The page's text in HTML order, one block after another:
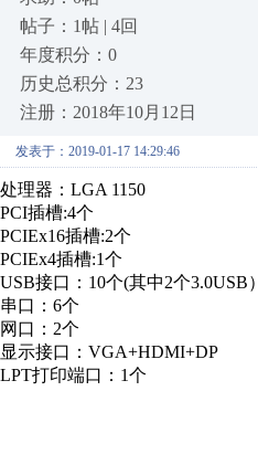
帖子：1帖 | 4回
年度积分：0
历史总积分：23
注册：2018年10月12日
发表于：2019-01-17 14:29:46
处理器：LGA 1150
PCI插槽:4个
PCIEx16插槽:2个
PCIEx4插槽:1个
USB接口：10个(其中2个3.0USB）
串口：6个
网口：2个
显示接口：VGA+HDMI+DP
LPT打印端口：1个